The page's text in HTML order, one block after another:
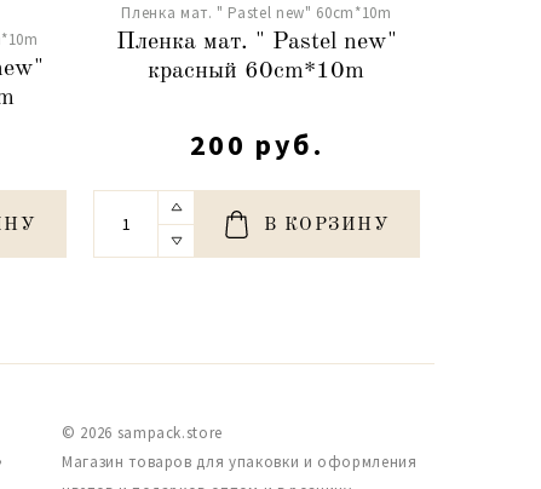
Пленка мат. " Pastel new" 60cm*10m
Пленка мат. " Pastel new"
красный 60cm*10m
200 руб.
В КОРЗИНУ
© 2026 sampack.store
Магазин товаров для упаковки и оформления